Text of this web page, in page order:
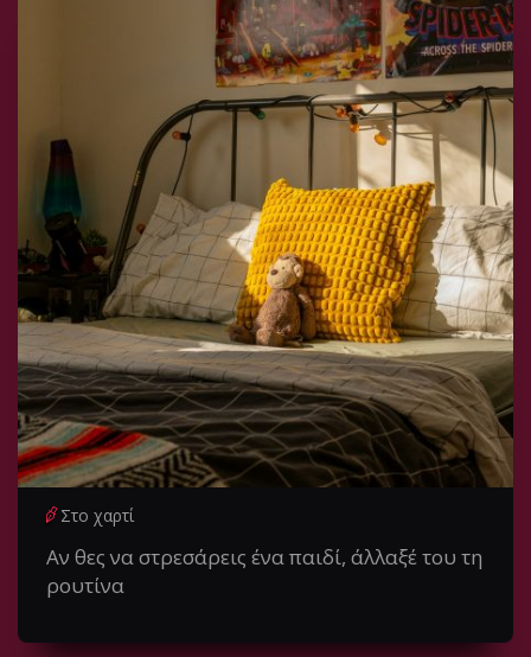
Στο χαρτί
Αν θες να στρεσάρεις ένα παιδί, άλλαξέ του τη
ρουτίνα